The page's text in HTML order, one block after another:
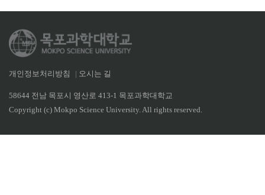
개인정보처리방침 오시는 길
58644 전남 목포시 영산로 413-1 목포과학대학교
Copyright (c) Mokpo Science University. All rights reserved.